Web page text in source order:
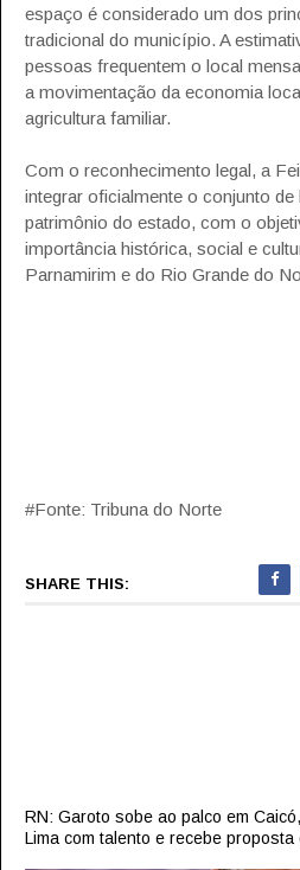
espaço é considerado um dos
tradicional do município. A
pessoas frequentem o local
a movimentação da economia
agricultura familiar.
Com o reconhecimento legal, a
integrar oficialmente o conjunto
patrimônio do estado, com o
importância histórica, social e
Parnamirim e do Rio Grande do
#Fonte: Tribuna do Norte
SHARE THIS:
RN: Garoto sobe ao palco em
Lima com talento e recebe proposta